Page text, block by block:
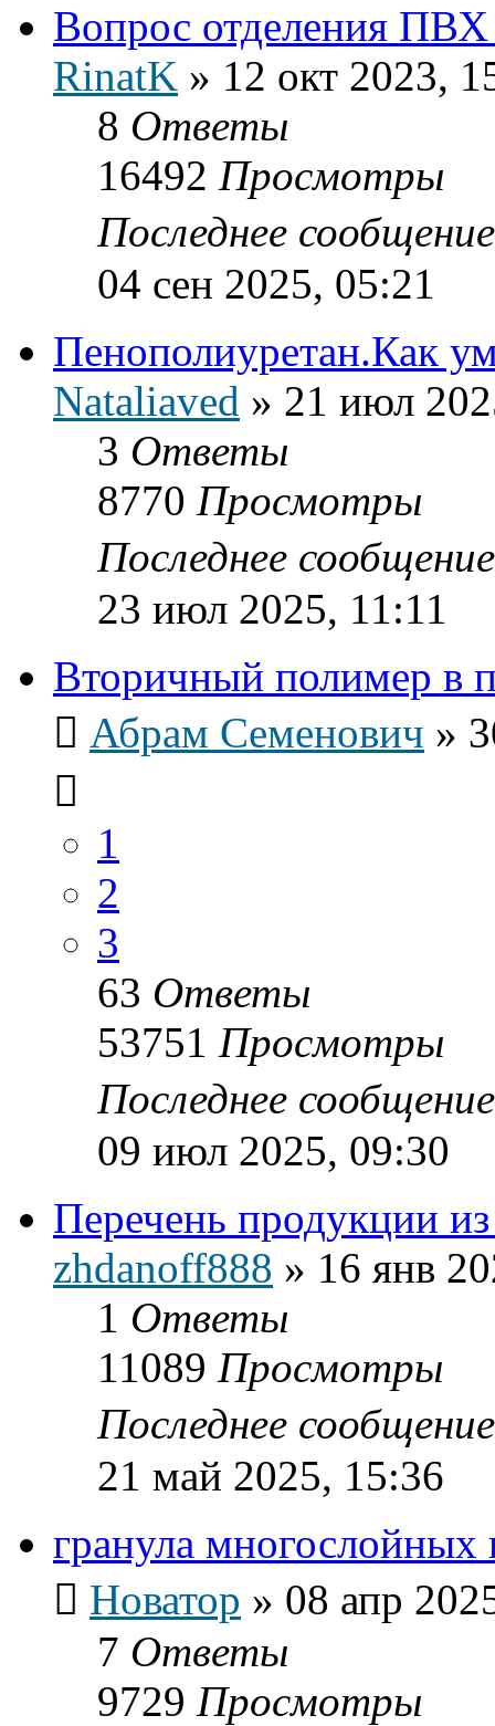
Вопрос отделения
RinatK » 12 окт 2023,
8 Ответы
16492 Просмотры
Последнее
04 сен 2025, 05:21
Пенополиуретан.Как
Nataliaved » 21 июл
3 Ответы
8770 Просмотры
Последнее
23 июл 2025, 11:11
Вторичный полимер в
Абрам Семенович »
1
2
3
63 Ответы
53751 Просмотры
Последнее
09 июл 2025, 09:30
Перечень продукции
zhdanoff888 » 16 янв
1 Ответы
11089 Просмотры
Последнее
21 май 2025, 15:36
гранула многослойных
Новатор » 08 апр
7 Ответы
9729 Просмотры